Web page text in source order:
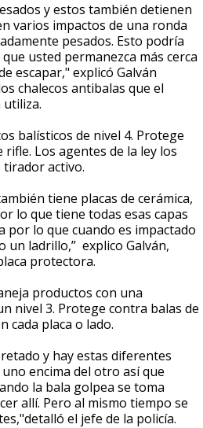
y estos también detienen
varios impactos de una ronda
pesados. Esto podría
usted permanezca más cerca
escapar," explicó Galván
chalecos antibalas que el
balísticos de nivel 4. Protege
Los agentes de la ley los
tirador activo.
tiene placas de cerámica,
lo que tiene todas esas capas
por lo que cuando es impactado
un ladrillo,” explico Galván,
protectora.
productos con una
nivel 3. Protege contra balas de
cada placa o lado.
y hay estas diferentes
encima del otro así que
la bala golpea se toma
allí. Pero al mismo tiempo se
el jefe de la policía.